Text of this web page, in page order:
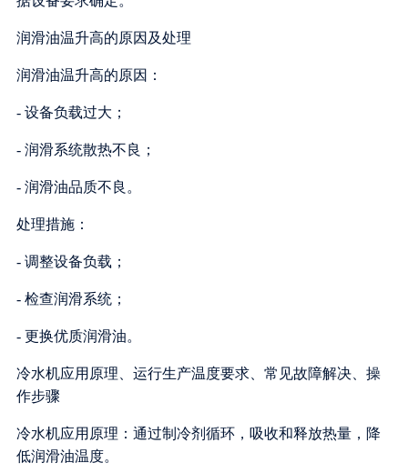
润滑油温升高的原因及处理
润滑油温升高的原因：
- 设备负载过大；
- 润滑系统散热不良；
- 润滑油品质不良。
处理措施：
- 调整设备负载；
- 检查润滑系统；
- 更换优质润滑油。
冷水机应用原理、运行生产温度要求、常见故障解决、操
作步骤
冷水机应用原理：通过制冷剂循环，吸收和释放热量，降
低润滑油温度。